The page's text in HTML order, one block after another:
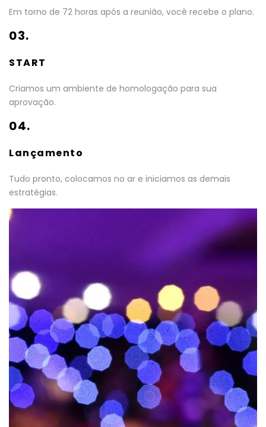
Em torno de 72 horas após a reunião, você recebe o plano.
03.
START
Criamos um ambiente de homologação para sua
aprovação.
04.
Lançamento
Tudo pronto, colocamos no ar e iniciamos as demais
estratégias.